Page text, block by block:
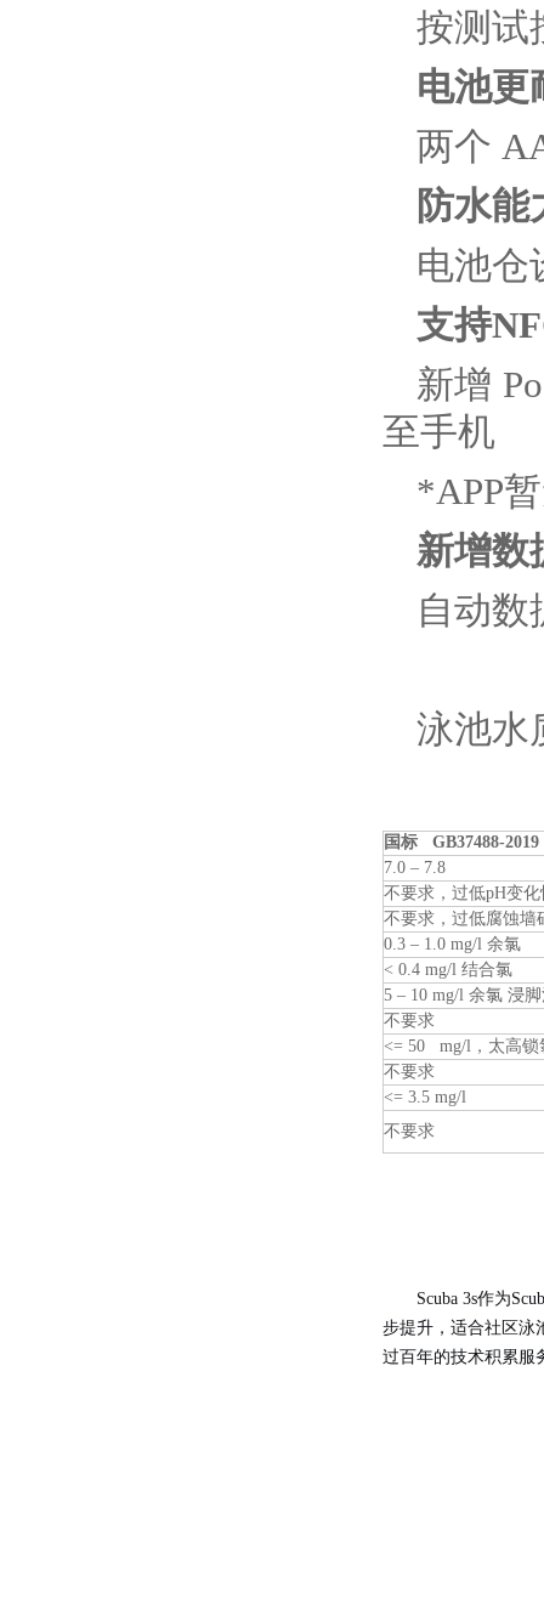
按测试
电池更
两个
防水能
电池仓
支持
新增
至手机
*APP
新增数
自动数
泳池水
国标 GB37488-2019
7.0 – 7.8
不要求，过低pH变化
不要求，过低腐蚀墙
0.3 – 1.0 mg/l 余氯
< 0.4 mg/l 结合氯
5 – 10 mg/l 余氯 浸
不要求
<= 50 mg/l，太高锁
不要求
<= 3.5 mg/l
不要求
Scuba 3s作为
步提升，适合社区泳
过百年的技术积累服